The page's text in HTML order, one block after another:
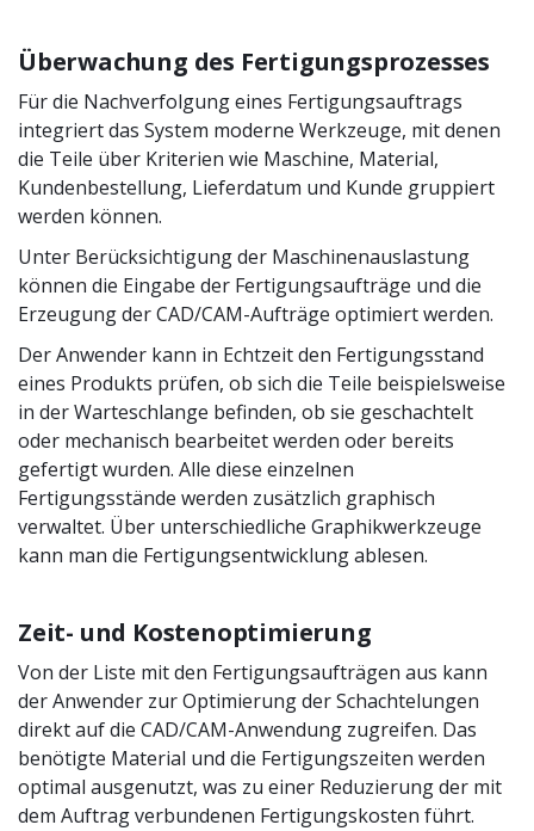
Überwachung des Fertigungsprozesses
Für die Nachverfolgung eines Fertigungsauftrags
integriert das System moderne Werkzeuge, mit denen
die Teile über Kriterien wie Maschine, Material,
Kundenbestellung, Lieferdatum und Kunde gruppiert
werden können.
Unter Berücksichtigung der Maschinenauslastung
können die Eingabe der Fertigungsaufträge und die
Erzeugung der CAD/CAM-Aufträge optimiert werden.
Der Anwender kann in Echtzeit den Fertigungsstand
eines Produkts prüfen, ob sich die Teile beispielsweise
in der Warteschlange befinden, ob sie geschachtelt
oder mechanisch bearbeitet werden oder bereits
gefertigt wurden. Alle diese einzelnen
Fertigungsstände werden zusätzlich graphisch
verwaltet. Über unterschiedliche Graphikwerkzeuge
kann man die Fertigungsentwicklung ablesen.
Zeit- und Kostenoptimierung
Von der Liste mit den Fertigungsaufträgen aus kann
der Anwender zur Optimierung der Schachtelungen
direkt auf die CAD/CAM-Anwendung zugreifen. Das
benötigte Material und die Fertigungszeiten werden
optimal ausgenutzt, was zu einer Reduzierung der mit
dem Auftrag verbundenen Fertigungskosten führt.